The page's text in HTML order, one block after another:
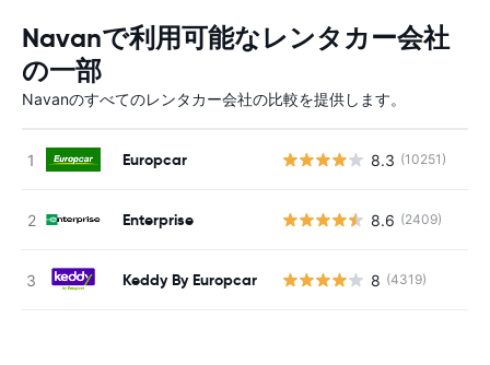
Navanで利用可能なレンタカー会社
の一部
Navanのすべてのレンタカー会社の比較を提供します。
Europcar 8.3 (10251)
Enterprise 8.6 (2409)
Keddy By Europcar 8 (4319)